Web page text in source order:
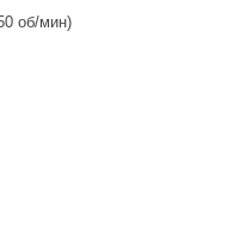
об/мин)